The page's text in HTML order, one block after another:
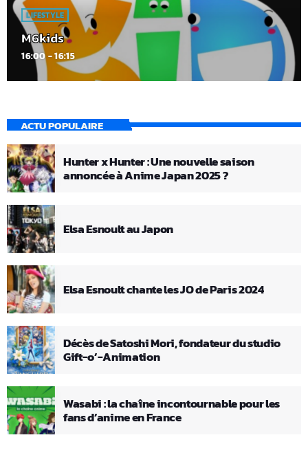
LIFESTYLE
M6kids
16:00 - 16:15
ACTU POPULAIRE
Hunter x Hunter : Une nouvelle saison
annoncée à Anime Japan 2025 ?
Elsa Esnoult au Japon
Elsa Esnoult chante les JO de Paris 2024
Décès de Satoshi Mori, fondateur du studio
Gift-o’-Animation
Wasabi : la chaîne incontournable pour les
fans d’anime en France